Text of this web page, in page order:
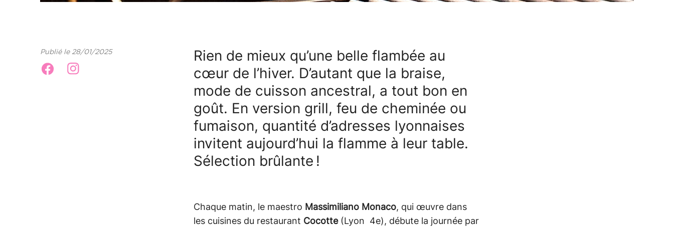
Publié le 28/01/2025
Rien de mieux qu’une belle flambée au
cœur de l’hiver. D’autant que la braise,
mode de cuisson ancestral, a tout bon en
goût. En version grill, feu de cheminée ou
fumaison, quantité d’adresses lyonnaises
invitent aujourd’hui la flamme à leur table.
Sélection brûlante !
Chaque matin, le maestro Massimiliano Monaco, qui œuvre dans
les cuisines du restaurant Cocotte (Lyon 4e), débute la journée par